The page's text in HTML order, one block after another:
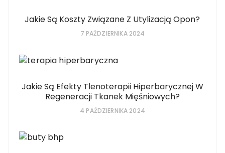
Jakie Są Koszty Związane Z Utylizacją Opon?
7 PAŹDZIERNIKA 2024
Jakie Są Efekty Tlenoterapii Hiperbarycznej W
Regeneracji Tkanek Mięśniowych?
4 PAŹDZIERNIKA 2024